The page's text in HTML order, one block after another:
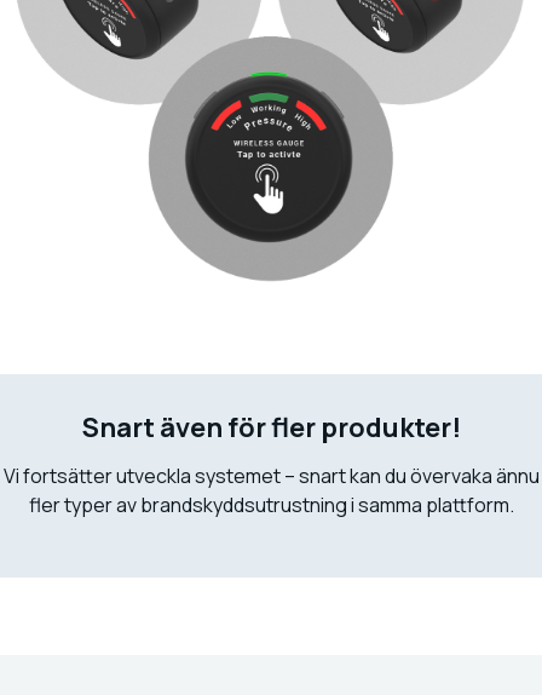
Snart även för fler produkter!
Vi fortsätter utveckla systemet – snart kan du övervaka ännu
fler typer av brandskyddsutrustning i samma plattform.